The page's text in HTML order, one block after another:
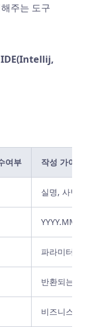
주는 도구
IDE(Intellij,
여부 작성 가이드
실명, 사번(
파라미터
반환되는
비즈니스